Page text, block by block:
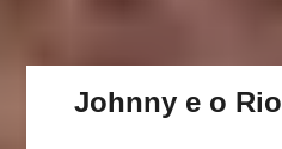
Johnny e o Rio